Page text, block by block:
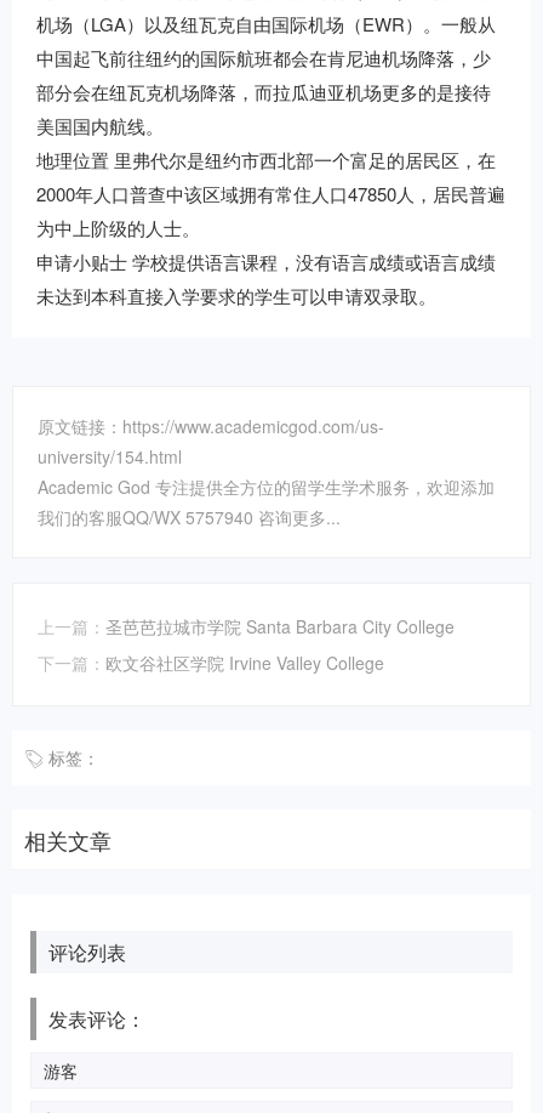
机场（LGA）以及纽瓦克自由国际机场（EWR）。一般从
中国起飞前往纽约的国际航班都会在肯尼迪机场降落，少
部分会在纽瓦克机场降落，而拉瓜迪亚机场更多的是接待
美国国内航线。
地理位置 里弗代尔是纽约市西北部一个富足的居民区，在
2000年人口普查中该区域拥有常住人口47850人，居民普遍
为中上阶级的人士。
申请小贴士 学校提供语言课程，没有语言成绩或语言成绩
未达到本科直接入学要求的学生可以申请双录取。
原文链接：https://www.academicgod.com/us-
university/154.html
Academic God 专注提供全方位的留学生学术服务，欢迎添加
我们的客服QQ/WX 5757940 咨询更多...
上一篇： 圣芭芭拉城市学院 Santa Barbara City College
下一篇： 欧文谷社区学院 Irvine Valley College
标签：
相关文章
评论列表
发表评论：